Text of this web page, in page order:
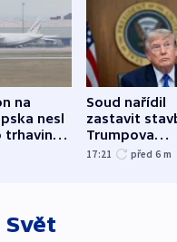
na
nesl
trhaviny,
na
Soud nařídil
zastavit
Trumpova
tanečního
17:21 před 6 m
Svět